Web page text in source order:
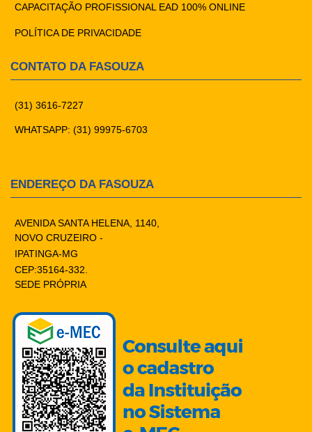
CAPACITAÇÃO PROFISSIONAL EAD 100% ONLINE
POLÍTICA DE PRIVACIDADE
CONTATO DA FASOUZA
(31) 3616-7227
WHATSAPP: (31) 99975-6703
ENDEREÇO DA FASOUZA
AVENIDA SANTA HELENA, 1140,
NOVO CRUZEIRO -
IPATINGA-MG
CEP:35164-332.
SEDE PRÓPRIA